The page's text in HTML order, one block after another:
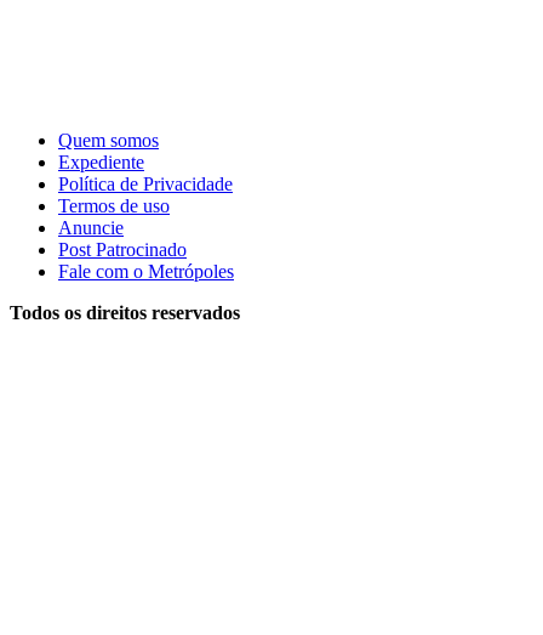
Quem somos
Expediente
Política de Privacidade
Termos de uso
Anuncie
Post Patrocinado
Fale com o Metrópoles
Todos os direitos reservados